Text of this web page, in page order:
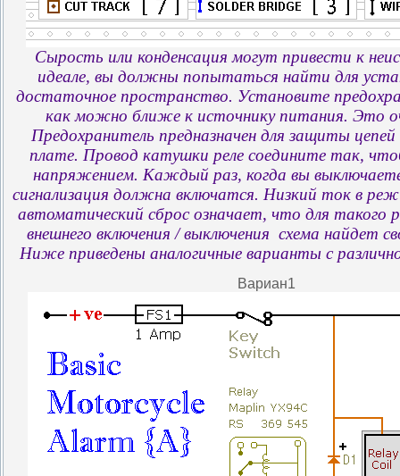
Сырость или конденсация могут привести к
идеале, вы должны попытаться найти для
достаточное пространство. Установите
как можно ближе к источнику питания. Это
Предохранитель предназначен для защиты
плате. Провод катушки реле соедините так,
напряжением. Каждый раз, когда вы
сигнализация должна включатся. Низкий ток в
автоматический сброс означает, что для такого
внешнего включения / выключения схема найдет
Ниже приведены аналогичные варианты с
Вариан1